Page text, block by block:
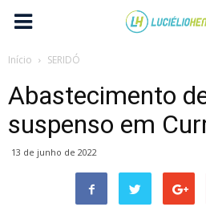
Início SERIDÓ
Abastecimento
suspenso em
13 de junho de 2022